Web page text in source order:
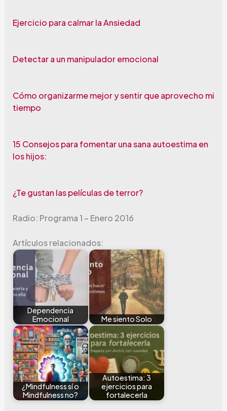
Ejercicio para calmar la Ansiedad
Detectar a un manipulador emocional
Cómo organizarme mejor y sentir que aprovecho mi
tiempo
15 Consejos para fomentar una sana autoestima en
los hijos:
¿Te gustan las películas de terror?
Radio: Programa 1 – Enero 2016
Artículos relacionados:
Dependencia
Emocional
Me siento Solo
¿Mindfulness sí o
Mindfulness no?
Autoestima: 3
ejercicios para
fortalecerla